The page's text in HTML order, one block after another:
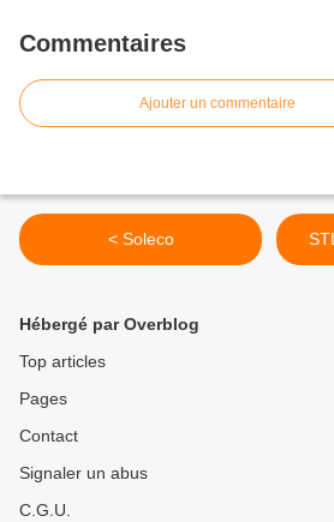
Commentaires
Ajouter un commentaire
< Soleco
Hébergé par Overblog
Top articles
Pages
Contact
Signaler un abus
C.G.U.